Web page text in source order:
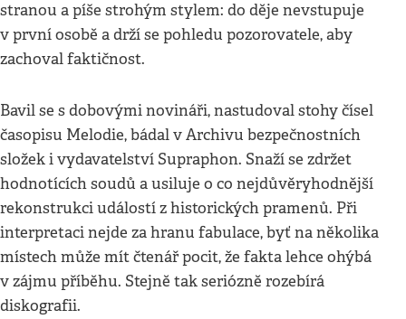
stranou a píše strohým stylem: do děje nevstupuje
v první osobě a drží se pohledu pozorovatele, aby
zachoval faktičnost.
Bavil se s dobovými novináři, nastudoval stohy čísel
časopisu Melodie, bádal v Archivu bezpečnostních
složek i vydavatelství Supraphon. Snaží se zdržet
hodnotících soudů a usiluje o co nejdůvěryhodnější
rekonstrukci událostí z historických pramenů. Při
interpretaci nejde za hranu fabulace, byť na několika
místech může mít čtenář pocit, že fakta lehce ohýbá
v zájmu příběhu. Stejně tak seriózně rozebírá
diskografii.